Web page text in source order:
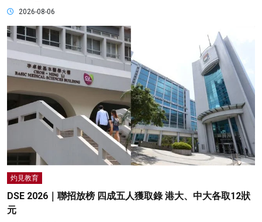
2026-08-06
灼見教育
DSE 2026｜聯招放榜 四成五人獲取錄 港大、中大各取12狀
元